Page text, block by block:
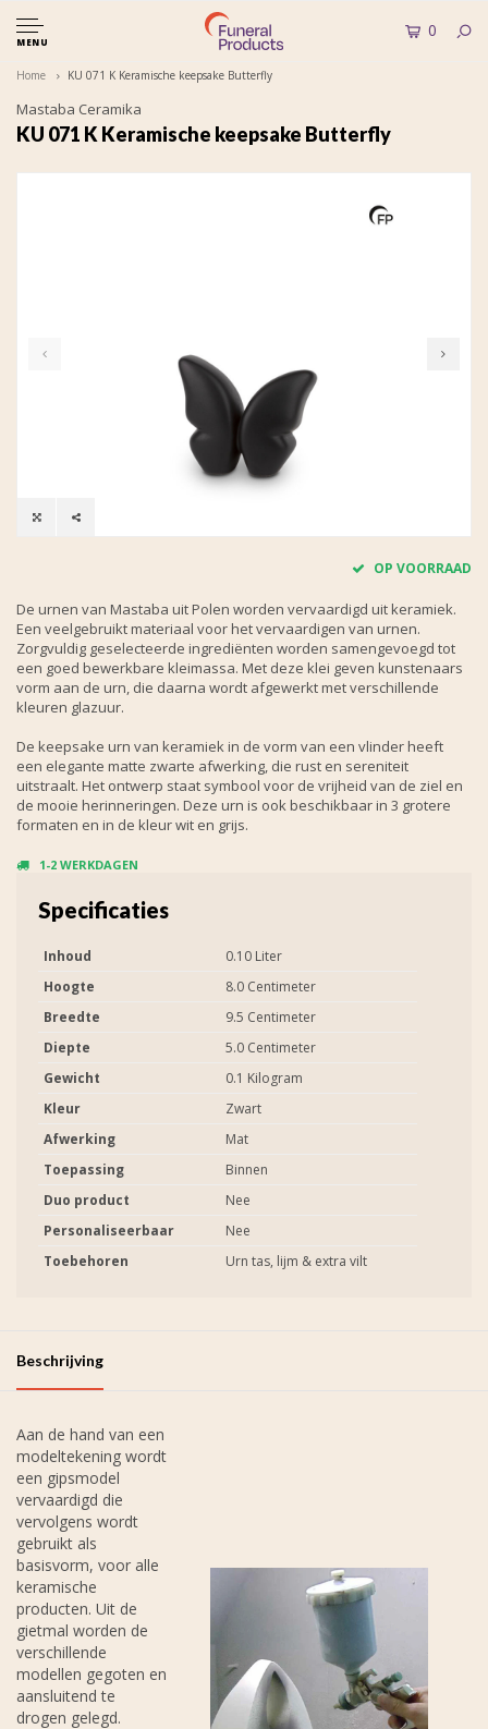
MENU
0
Home KU 071 K Keramische keepsake Butterfly
Mastaba Ceramika
KU 071 K Keramische keepsake Butterfly
OP VOORRAAD
De urnen van Mastaba uit Polen worden vervaardigd uit keramiek.
Een veelgebruikt materiaal voor het vervaardigen van urnen.
Zorgvuldig geselecteerde ingrediënten worden samengevoegd tot
een goed bewerkbare kleimassa. Met deze klei geven kunstenaars
vorm aan de urn, die daarna wordt afgewerkt met verschillende
kleuren glazuur.
De keepsake urn van keramiek in de vorm van een vlinder heeft
een elegante matte zwarte afwerking, die rust en sereniteit
uitstraalt. Het ontwerp staat symbool voor de vrijheid van de ziel en
de mooie herinneringen. Deze urn is ook beschikbaar in 3 grotere
formaten en in de kleur wit en grijs.
1-2 WERKDAGEN
Specificaties
Inhoud
0.10 Liter
Hoogte
8.0 Centimeter
Breedte
9.5 Centimeter
Diepte
5.0 Centimeter
Gewicht
0.1 Kilogram
Kleur
Zwart
Afwerking
Mat
Toepassing
Binnen
Duo product
Nee
Personaliseerbaar
Nee
Toebehoren
Urn tas, lijm & extra vilt
Beschrijving
Aan de hand van een
modeltekening wordt
een gipsmodel
vervaardigd die
vervolgens wordt
gebruikt als
basisvorm, voor alle
keramische
producten. Uit de
gietmal worden de
verschillende
modellen gegoten en
aansluitend te
drogen gelegd.